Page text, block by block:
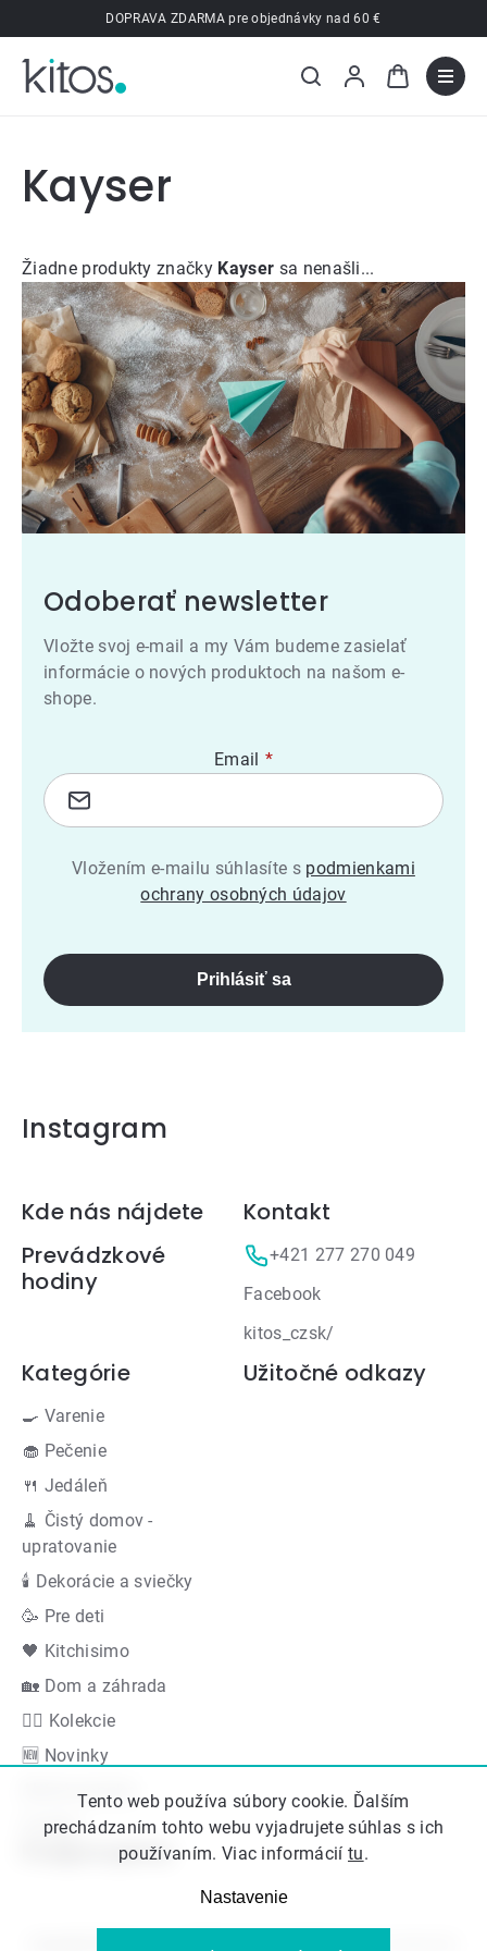
Tento web používa súbory cookie. Ďalším
prechádzaním tohto webu vyjadrujete súhlas s ich
používaním. Viac informácií tu.
Nastavenie
na
obsah
DOPRAVA ZDARMA pre objednávky nad 60 €
Kayser
Žiadne produkty značky Kayser sa nenašli...
Odoberať newsletter
Vložte svoj e-mail a my Vám budeme zasielať
informácie o nových produktoch na našom e-
shope.
Email
Vložením e-mailu súhlasíte s podmienkami
ochrany osobných údajov
Prihlásiť sa
Instagram
Zápätie
Kde nás nájdete
Prevádzkové
hodiny
Kontakt
+421 277 270 049
Facebook
kitos_czsk/
Kategórie
🍳 Varenie
🧁 Pečenie
🍴 Jedáleň
🧹 Čistý domov -
upratovanie
🕯 Dekorácie a sviečky
🥳 Pre deti
🖤 Kitchisimo
🏡 Dom a záhrada
👍🏻 Kolekcie
🆕 Novinky
Akčná ponuka
Značky
Užitočné odkazy
Podporujeme